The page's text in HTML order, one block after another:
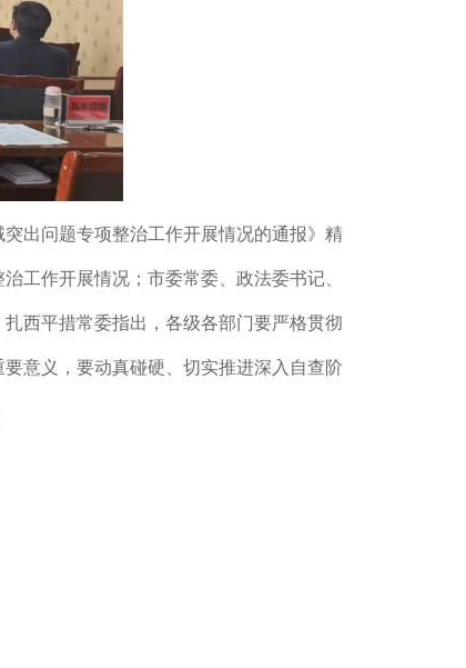
出问题专项整治工作开展情况的通报》 精
工作开展情况； 市委常委、政法委书记、
扎西平措常委指出，各级各部门要严格贯彻
意义，要动真碰硬、切实推进深入自查阶